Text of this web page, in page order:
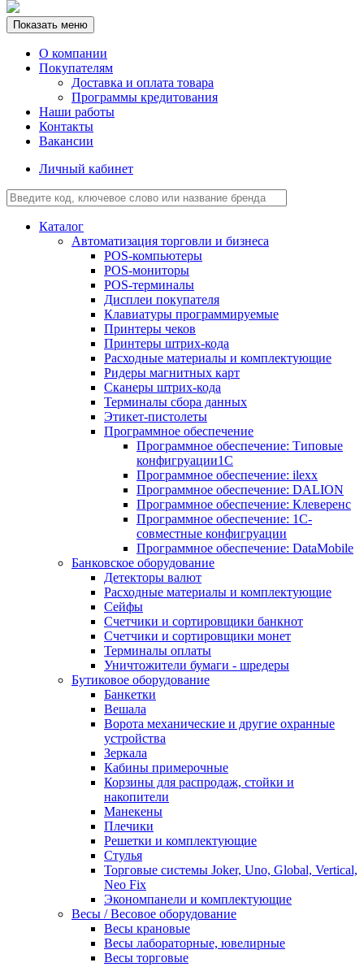
Показать меню
О компании
Покупателям
Доставка и оплата товара
Программы кредитования
Наши работы
Контакты
Вакансии
Личный кабинет
Каталог
Автоматизация торговли и бизнеса
POS-компьютеры
POS-мониторы
POS-терминалы
Дисплеи покупателя
Клавиатуры программируемые
Принтеры чеков
Принтеры штрих-кода
Расходные материалы и комплектующие
Ридеры магнитных карт
Сканеры штрих-кода
Терминалы сбора данных
Этикет-пистолеты
Программное обеспечение
Программное обеспечение: Типовые
конфигруации1С
Программное обеспечение: ilexx
Программное обеспечение: DALION
Программное обеспечение: Клеверенс
Программное обеспечение: 1С-
совместные конфигруации
Программное обеспечение: DataMobile
Банковское оборудование
Детекторы валют
Расходные материалы и комплектующие
Сейфы
Счетчики и сортировщики банкнот
Счетчики и сортировщики монет
Терминалы оплаты
Уничтожители бумаги - шредеры
Бутиковое оборудование
Банкетки
Вешала
Ворота механические и другие охранные
устройства
Зеркала
Кабины примерочные
Корзины для распродаж, стойки и
накопители
Манекены
Плечики
Решетки и комплектующие
Стулья
Торговые системы Joker, Uno, Global, Vertical,
Neo Fix
Экономпанели и комплектующие
Весы / Весовое оборудование
Весы крановые
Весы лабораторные, ювелирные
Весы торговые